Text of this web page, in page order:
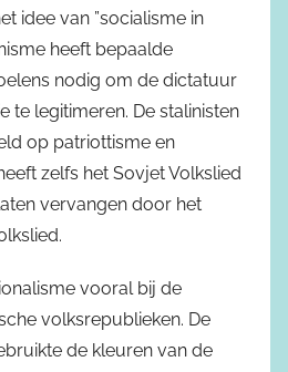
idee van ”socialisme in
heeft bepaalde
nodig om de dictatuur
te legitimeren. De stalinisten
op patriottisme en
zelfs het Sovjet Volkslied
vervangen door het
vooral bij de
volksrepublieken. De
de kleuren van de